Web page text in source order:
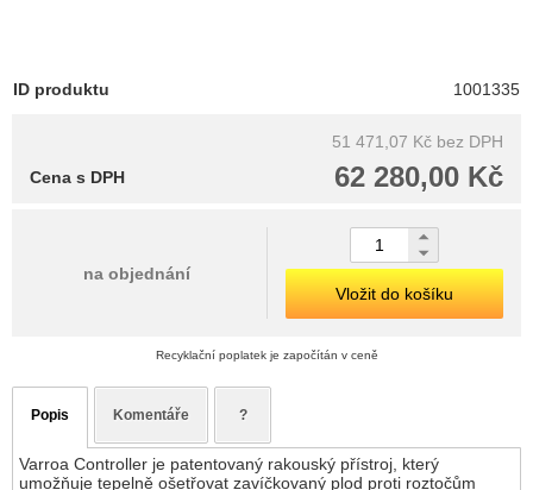
ID produktu 1001335
51 471,07 Kč bez DPH
62 280,00 Kč
Cena s DPH
na objednání
Vložit do košíku
Recyklační poplatek je započítán v ceně
Popis Komentáře ?
Varroa Controller je patentovaný rakouský přístroj, který
umožňuje tepelně ošetřovat zavíčkovaný plod proti roztočům